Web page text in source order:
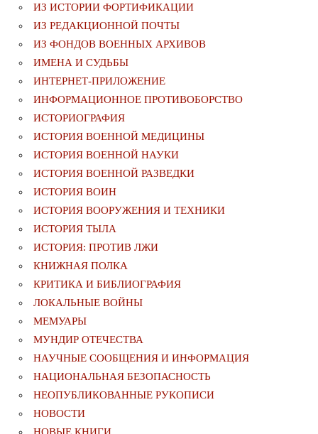
ИЗ ИСТОРИИ ФОРТИФИКАЦИИ
ИЗ РЕДАКЦИОННОЙ ПОЧТЫ
ИЗ ФОНДОВ ВОЕННЫХ АРХИВОВ
ИМЕНА И СУДЬБЫ
ИНТЕРНЕТ-ПРИЛОЖЕНИЕ
ИНФОРМАЦИОННОЕ ПРОТИВОБОРСТВО
ИСТОРИОГРАФИЯ
ИСТОРИЯ ВОЕННОЙ МЕДИЦИНЫ
ИСТОРИЯ ВОЕННОЙ НАУКИ
ИСТОРИЯ ВОЕННОЙ РАЗВЕДКИ
ИСТОРИЯ ВОИН
ИСТОРИЯ ВООРУЖЕНИЯ И ТЕХНИКИ
ИСТОРИЯ ТЫЛА
ИСТОРИЯ: ПРОТИВ ЛЖИ
КНИЖНАЯ ПОЛКА
КРИТИКА И БИБЛИОГРАФИЯ
ЛОКАЛЬНЫЕ ВОЙНЫ
МЕМУАРЫ
МУНДИР ОТЕЧЕСТВА
НАУЧНЫЕ СООБЩЕНИЯ И ИНФОРМАЦИЯ
НАЦИОНАЛЬНАЯ БЕЗОПАСНОСТЬ
НЕОПУБЛИКОВАННЫЕ РУКОПИСИ
НОВОСТИ
НОВЫЕ КНИГИ